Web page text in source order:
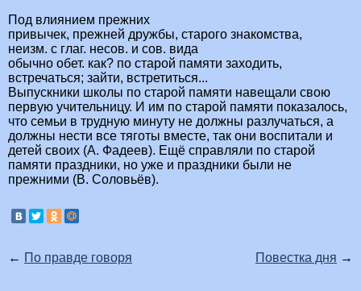
Под влиянием прежних
привычек, прежней дружбы, старого знакомства,
неизм. с глаг. несов. и сов. вида
обычно обет. как? по старой памяти заходить,
встречаться; зайти, встретиться...
Выпускники школы по старой памяти навещали свою
первую учительницу. И им по старой памяти показалось,
что семьи в трудную минуту не должны разлучаться, а
должны нести все тяготы вместе, так они воспитали и
детей своих (А. Фадеев). Ещё справляли по старой
памяти праздники, но уже и праздники были не
прежними (В. Соловьёв).
← По правде говоря Повестка дня →